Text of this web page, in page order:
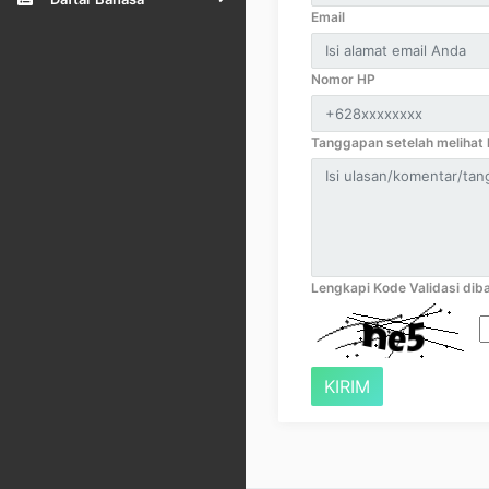
Email
Nomor HP
Tanggapan setelah melihat
Lengkapi Kode Validasi